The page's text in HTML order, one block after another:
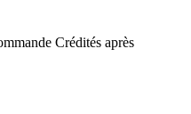
Crédités après